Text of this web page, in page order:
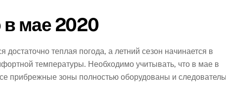
мае 2020
теплая погода, а летний сезон начинается в
температуры. Необходимо учитывать, что в мае в
прибрежные зоны полностью оборудованы и